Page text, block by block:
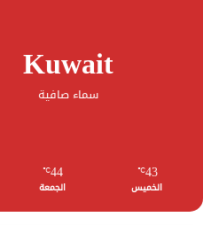
Kuwait
سماء صافية
43
℃
الخميس
44
℃
الجمعة